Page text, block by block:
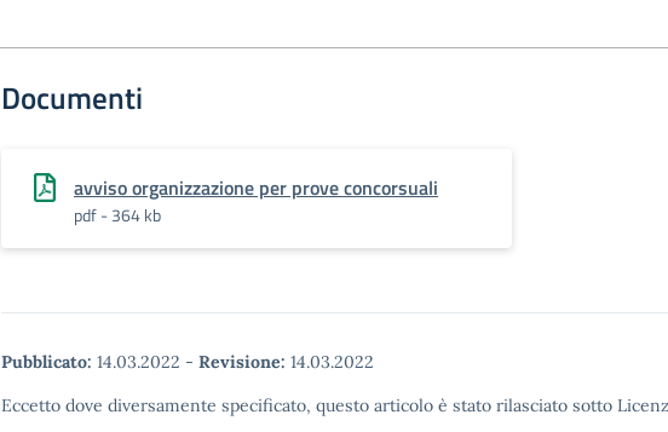
Documenti
avviso organizzazione per prove concorsuali
pdf - 364 kb
Pubblicato: 14.03.2022 - Revisione: 14.03.2022
Eccetto dove diversamente specificato, questo articolo è stato rilasciato sotto